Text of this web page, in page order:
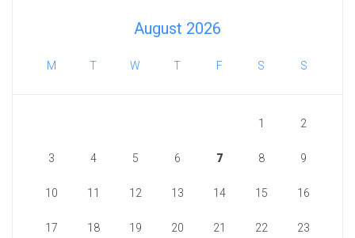
August 2026
M T W T F S S
1 2
3 4 5 6 7 8 9
10 11 12 13 14 15 16
17 18 19 20 21 22 23